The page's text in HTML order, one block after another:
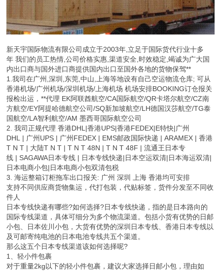
新天宇国际物流有限公司成立于2003年,立足于国际货代行业十多
年 我们的员工热情,公司价格实惠,渠道安全,时效稳定,竭诚为广大国
内出口商与国外进口商提供国内出口至国外各地的货物保驾**
1.我司在广州,深圳,东莞,中山,上海等地设有自己空运物流仓库; 可从
香港机场/广州机场/深圳机场/上海机场 机场安排BOOKING订仓报关
报检出运，**代理 EK阿联酋航空/CA国际航空/QR卡塔尔航空/CZ南
方航空/EY阿提哈德航空公司/SQ新加坡航空/LH德国汉莎航空/TG泰
国航空/LA智利航空/AM 墨西哥国际航空公司
2. 我司正规代理 香港DHL|香港UPS|香港FEDEX|E特快|广州
DHL | 广州UPS | 广州FEDEX | EMS邮政国际快递 | ARAMEX | 香港
T N T | 大陆T N T | T N T 48N | T N T 48F | 流通王日本专
线 | SAGAWA日本专线 | 日本专线快递|日本空运双清|日本海运双清|
日本电商小包|日本电商小包双清包税
3. 海运整箱订柜拖车出口报关: 广州 深圳 上海 香港均可安排
支持不同供应商货物集运，代打包装，代贴标签，货件分发至不同收
件人
日本专线快递有哪些?如何选择?日本专线快递，指的是日本路向的
国际专线渠道，具体可细分为多个物流渠道。包括小货有优势的日邮
小包、日本佐川小包，大货有优势的深圳日本专线、香港日本专线以
及可邮寄纯电池的日本电池专线共五个渠道。
那么这五个日本专线渠道该如何选择呢?
1、轻小件包裹
对于重量2kg以下的轻小件包裹，建议大家选择日邮小包，理由如